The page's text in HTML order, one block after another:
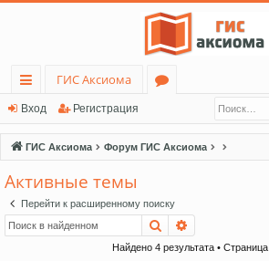
с
ы
лк
и
ГИС Аксиома
ру
м
Вход Регистрация
ГИС Аксиома Форум ГИС Аксиома
Активные темы
Перейти к расширенному поиску
Поиск
Найдено 4 результата • Страница